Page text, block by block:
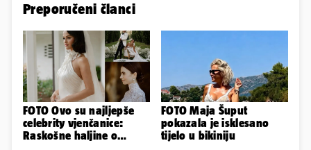
Preporučeni članci
FOTO Ovo su najljepše
celebrity vjenčanice:
Raskošne haljine o
FOTO Maja Šuput
pokazala je isklesano
tijelo u bikiniju